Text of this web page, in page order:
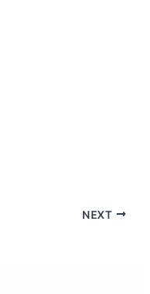
NEXT